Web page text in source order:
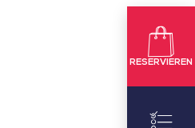
RESERVIEREN